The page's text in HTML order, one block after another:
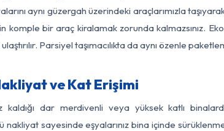
aynı güzergah üzerindeki araçlarımızla
bir araç kiralamak zorunda kalmazsınız.
Parsiyel taşımacılıkta da aynı özenle
ve Kat Erişimi
kaldığı dar merdivenli veya yüksek katlı
sayesinde eşyalarınız bina içinde